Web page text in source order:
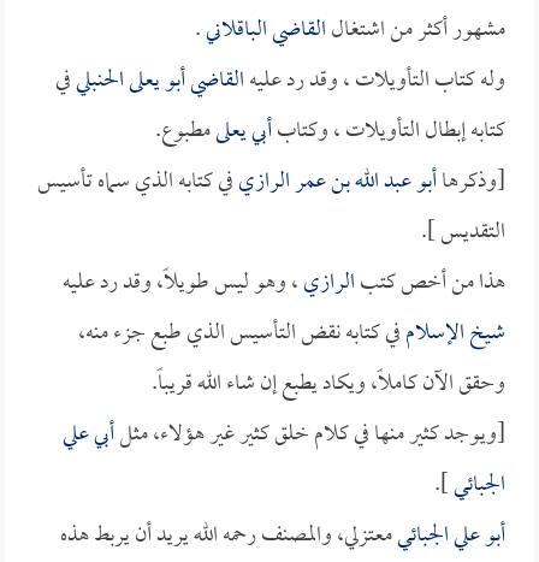
مشهور أكثر من اشتغالالقاضي الباقلاني.
وله كتاب التأويلات ، وقد رد عليهالقاضي أبو يعلى الحنبليفي
كتابه إبطال التأويلات ، وكتابأبي يعلىمطبوع.
[وذكرهاأبو عبد الله بن عمر الرازيفي كتابه الذي سماه تأسيس
التقديس ].
هذا من أخص كتبالرازي، وهو ليس طويلاً، وقد رد عليه
شيخ الإسلامفي كتابه نقض التأسيس الذي طبع جزء منه،
وحقق الآن كاملاً، ويكاد يطبع إن شاء الله قريباً.
[ويوجد كثير منها في كلام خلق كثير غير هؤلاء، مثلأبي علي
الجبائي].
أبو علي الجبائيمعتزلي، والمصنف رحمه الله يريد أن يربط هذه